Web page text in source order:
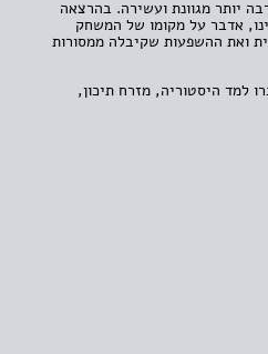
יותר מגוונת ועשירה. בהרצאה
אדבר על מקומו של המשחק
ואת ההשפעות שקיבלה ממסורות
למד היסטוריה, מזרח תיכון,